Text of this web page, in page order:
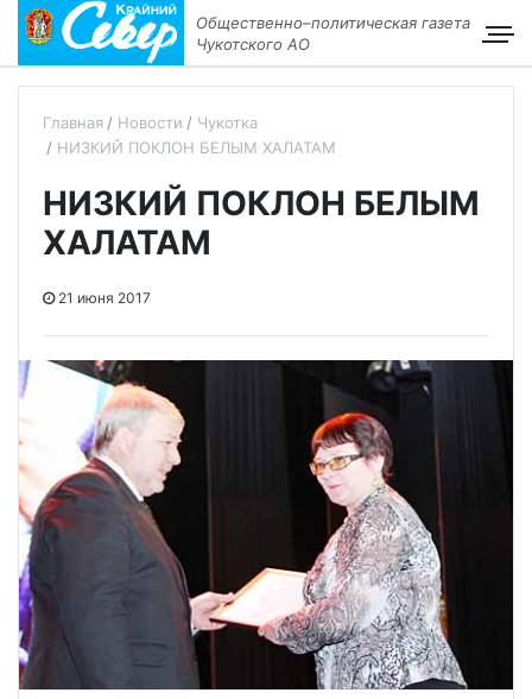
Общественно–политическая газета
Чукотского АО
Главная Новости
Чукотка
НИЗКИЙ ПОКЛОН БЕЛЫМ ХАЛАТАМ
НИЗКИЙ ПОКЛОН БЕЛЫМ
ХАЛАТАМ
21 июня 2017